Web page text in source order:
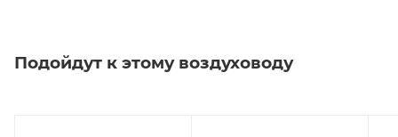
Подойдут к этому воздуховоду